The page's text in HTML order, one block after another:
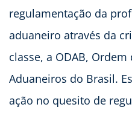
regulamentação da
aduaneiro através da
classe, a ODAB,
Aduaneiros do Brasil.
ação no quesito de